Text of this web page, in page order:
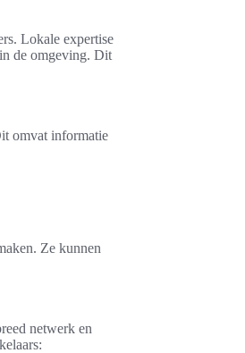
Lokale expertise
de omgeving. Dit
omvat informatie
Ze kunnen
netwerk en